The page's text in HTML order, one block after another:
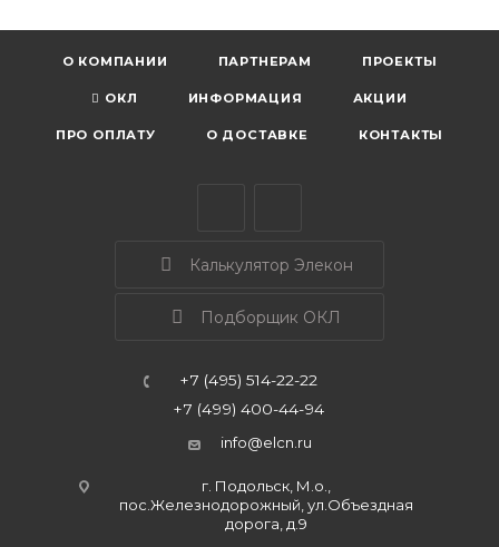
О КОМПАНИИ ПАРТНЕРАМ ПРОЕКТЫ
ОКЛ ИНФОРМАЦИЯ АКЦИИ
ПРО ОПЛАТУ О ДОСТАВКЕ КОНТАКТЫ
Калькулятор Элекон
Подборщик ОКЛ
+7 (495) 514-22-22
+7 (499) 400-44-94
info@elcn.ru
г. Подольск, М.о.,
пос.Железнодорожный, ул.Объездная
дорога, д.9